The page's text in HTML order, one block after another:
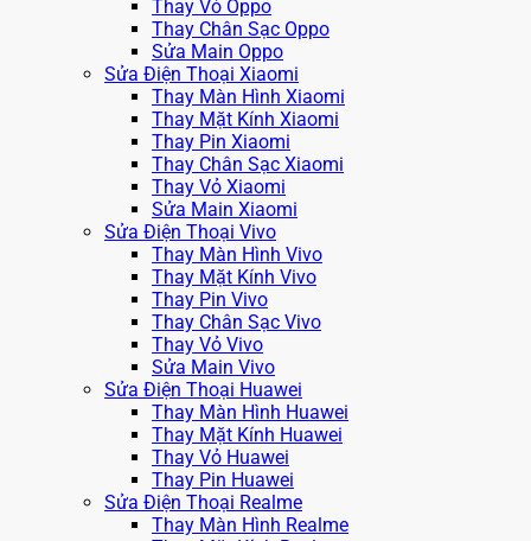
Thay Vỏ Oppo
Thay Chân Sạc Oppo
Sửa Main Oppo
Sửa Điện Thoại Xiaomi
Thay Màn Hình Xiaomi
Thay Mặt Kính Xiaomi
Thay Pin Xiaomi
Thay Chân Sạc Xiaomi
Thay Vỏ Xiaomi
Sửa Main Xiaomi
Sửa Điện Thoại Vivo
Thay Màn Hình Vivo
Thay Mặt Kính Vivo
Thay Pin Vivo
Thay Chân Sạc Vivo
Thay Vỏ Vivo
Sửa Main Vivo
Sửa Điện Thoại Huawei
Thay Màn Hình Huawei
Thay Mặt Kính Huawei
Thay Vỏ Huawei
Thay Pin Huawei
Sửa Điện Thoại Realme
Thay Màn Hình Realme